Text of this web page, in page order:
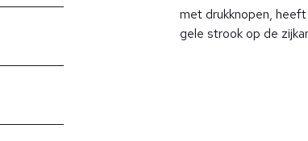
met drukknopen,
gele strook op de